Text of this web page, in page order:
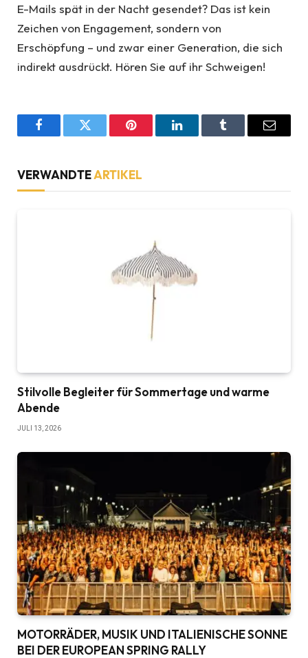
E-Mails spät in der Nacht gesendet? Das ist kein
Zeichen von Engagement, sondern von
Erschöpfung – und zwar einer Generation, die sich
indirekt ausdrückt. Hören Sie auf ihr Schweigen!
FacebookTwitter Pinterest LinkedInTumblr Email
VERWANDTEARTIKEL
Stilvolle Begleiter für Sommertage und warme
Abende
JULI 13, 2026
MOTORRÄDER, MUSIK UND ITALIENISCHE SONNE
BEI DER EUROPEAN SPRING RALLY